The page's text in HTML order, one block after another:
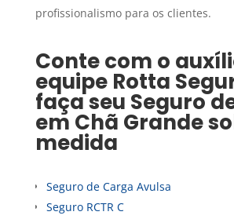
profissionalismo para os clientes.
Conte com o
equipe Rotta
faça seu Seguro
em Chã Grande
medida
Seguro de Carga Avulsa
Seguro RCTR C